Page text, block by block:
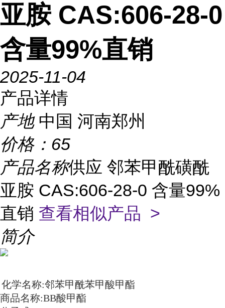
亚胺 CAS:606-28-0
含量99%直销
2025-11-04
产品详情
产地 中国 河南郑州
价格： 65
产品名称供应 邻苯甲酰磺酰
亚胺 CAS:606-28-0 含量99%
直销 查看相似产品 >
简介
化学名称:邻苯甲酰苯甲酸甲酯
商品名称:BB酸甲酯